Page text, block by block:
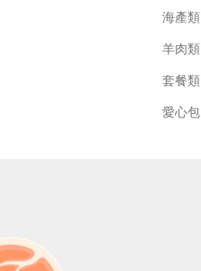
海產類
羊肉類
套餐類
愛心包